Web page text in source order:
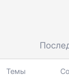
Темы